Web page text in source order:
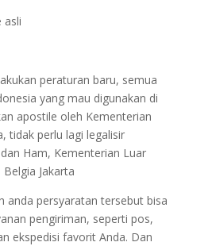
asli
peraturan baru, semua
yang mau digunakan di
apostile oleh Kementerian
tidak perlu lagi legalisir
Ham, Kementerian Luar
Jakarta
anda persyaratan tersebut bisa
pengiriman, seperti pos,
ekspedisi favorit Anda. Dan